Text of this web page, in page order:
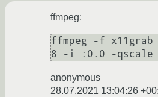
ffmpeg:
ffmpeg -f x11grab
anonymous
28.07.2021 13:04:26